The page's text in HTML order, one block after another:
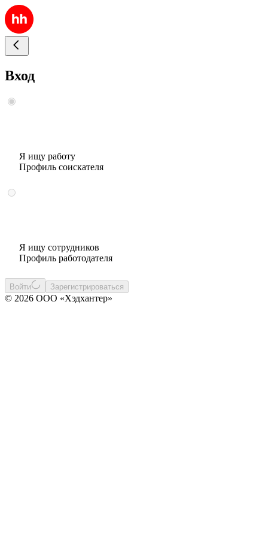
Вход
Я ищу работу
Профиль соискателя
Я ищу сотрудников
Профиль работодателя
Войти Зарегистрироваться
© 2026 ООО «Хэдхантер»